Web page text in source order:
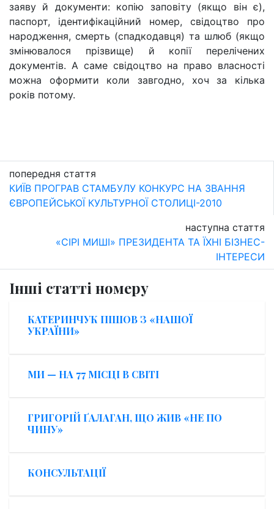
заяву й документи: копію заповіту (якщо він є),
паспорт, ідентифікаційний номер, свідоцтво про
народження, смерть (спадкодавця) та шлюб (якщо
змінювалося прізвище) й копії перелічених
документів. А саме свідоцтво на право власності
можна оформити коли завгодно, хоч за кілька
років потому.
попередня стаття
КИЇВ ПРОГРАВ СТАМБУЛУ КОНКУРС НА ЗВАННЯ
ЄВРОПЕЙСЬКОЇ КУЛЬТУРНОЇ СТОЛИЦІ-2010
наступна стаття
«СІРІ МИШІ» ПРЕЗИДЕНТА ТА ЇХНІ БІЗНЕС-
ІНТЕРЕСИ
Інші статті номеру
КАТЕРИНЧУК ПІШОВ З «НАШОЇ
УКРАЇНИ»
МИ — НА 77 МІСЦІ В СВІТІ
ГРИГОРІЙ ҐАЛАГАН, ЩО ЖИВ «НЕ ПО
ЧИНУ»
КОНСУЛЬТАЦІЇ